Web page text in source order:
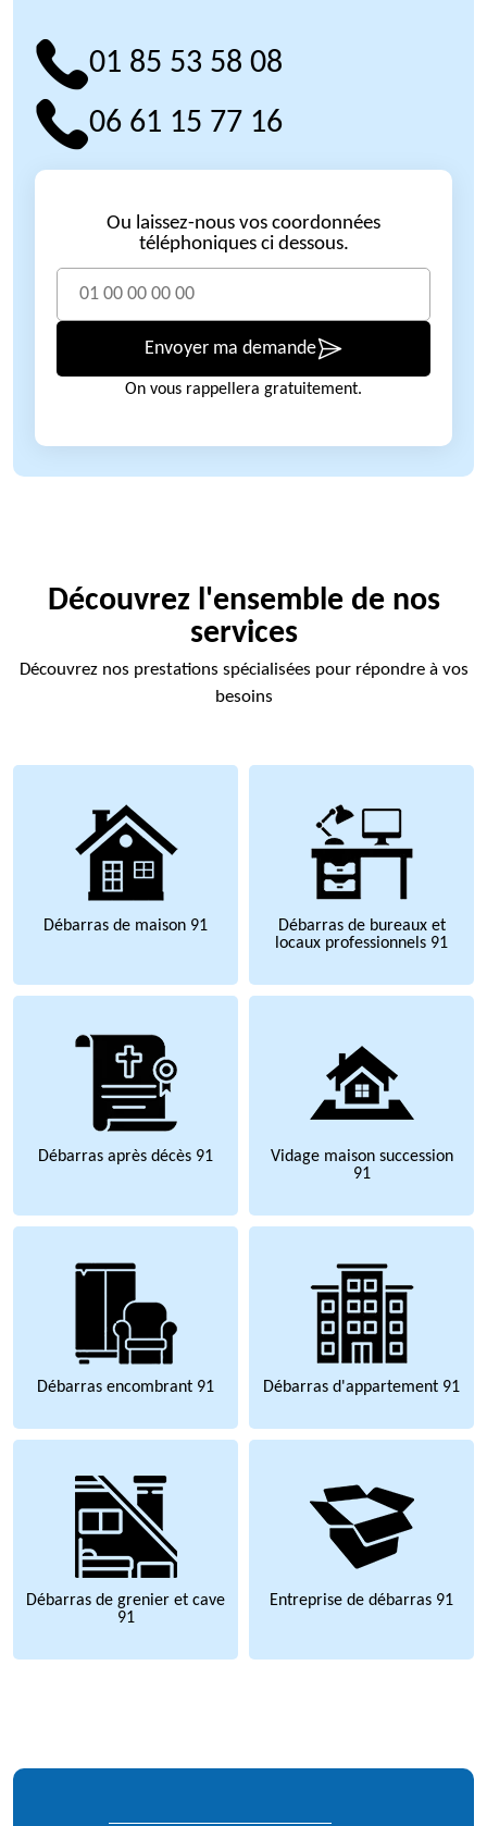
01 85 53 58 08
06 61 15 77 16
Ou laissez-nous vos coordonnées
téléphoniques ci dessous.
Envoyer ma demande
On vous rappellera gratuitement.
Découvrez l'ensemble de nos
services
Découvrez nos prestations spécialisées pour répondre à vos
besoins
Débarras de maison 91
Débarras de bureaux et
locaux professionnels 91
Débarras après décès 91
Vidage maison succession
91
Débarras encombrant 91 Débarras d'appartement 91
Débarras de grenier et cave
91
Entreprise de débarras 91